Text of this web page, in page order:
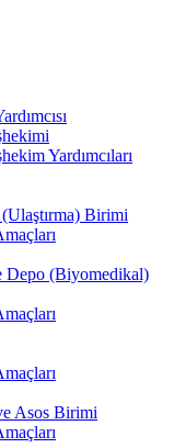
Yardımcıları
Birimi
Depo (Biyomedikal)
Asos Birimi